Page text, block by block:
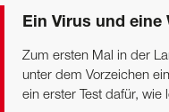
Ein Virus und eine
Zum ersten Mal in der
unter dem Vorzeichen
ein erster Test dafür, wie